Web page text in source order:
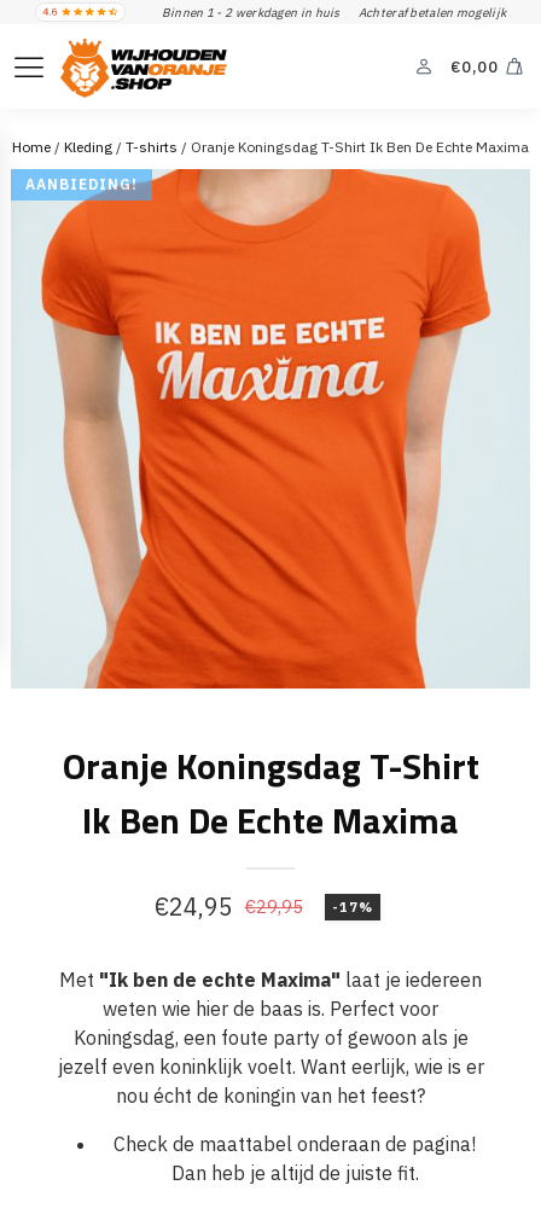
Binnen 1 - 2 werkdagen in huis Achteraf betalen mogelijk
€0,00
Home / Kleding / T-shirts / Oranje Koningsdag T-Shirt Ik Ben De Echte Maxima
AANBIEDING!
Oranje Koningsdag T-Shirt
Ik Ben De Echte Maxima
€29,95
Oorspronkelijke
was:
€29,95.
€24,95
Huidige
is:
€24,95.
-17%
Met "Ik ben de echte Maxima" laat je iedereen
weten wie hier de baas is. Perfect voor
Koningsdag, een foute party of gewoon als je
jezelf even koninklijk voelt. Want eerlijk, wie is er
nou écht de koningin van het feest?
Check de maattabel onderaan de pagina!
Dan heb je altijd de juiste fit.